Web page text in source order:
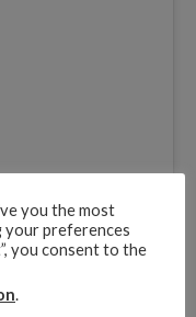
you the most
your preferences
you consent to the
.